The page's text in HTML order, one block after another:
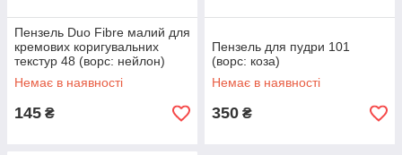
Пензель Duo Fibre малий для
кремових коригувальних
текстур 48 (ворс: нейлон)
Немає в наявності
145 ₴
Пензель для пудри 101
(ворс: коза)
Немає в наявності
350 ₴